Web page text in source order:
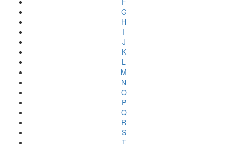
G
H
I
J
K
L
M
N
O
P
Q
R
S